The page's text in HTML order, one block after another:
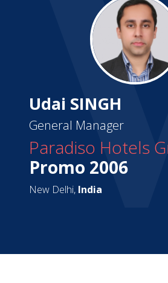
Udai SINGH
General Manager
Paradiso Hotels
Promo 2006
New Delhi, India